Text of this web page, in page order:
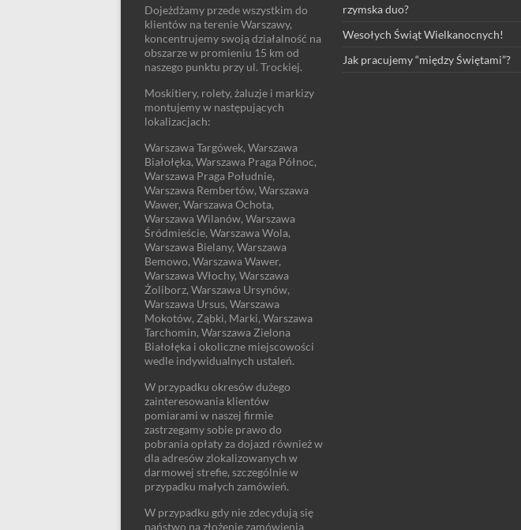
Dojeżdżamy przede wszystkim do
klientów na terenie Warszawy,
koncentrujemy swoją działalność na
obszarze w promieniu 15 km od
naszego punktu przy ul. Trockiej.
Moskitiery, rolety, żaluzje i markizy
montujemy w następujących
lokalizacjach:
Warszawa Targówek, Warszawa
Białołęka, Warszawa Praga Północ,
Warszawa Praga Południe,
Warszawa Rembertów, Warszawa
Wawer, Warszawa Ochota,
Warszawa Wilanów, Warszawa
Śródmieście, Warszawa Wola,
Warszawa Bielany, Warszawa
Bemowo, Warszawa Wawer,
Warszawa Włochy, Warszawa
Żoliborz, Warszawa Ursynów,
Warszawa Ursus, Warszawa
Mokotów, Ząbki, Marki, Warszawa
Tarchomin, Warszawa Zielona
Białołęka i okoliczne miejscowości
wedle indywidualnych ustaleń.
W przypadku okresów dużego
zainteresowania klientów
pomiarami w naszej firmie
zastrzegamy sobie prawo do
pobrania opłaty za dojazd również w
dla adresów zlokalizowanych w
darmowej strefie, szczególnie w
przypadku małych zamówień.
W przypadku gdy nie zdecydują się
państwo na złożenie zamówienia
rzymska duo?
Wesołych Świąt Wielkanocnych!
Jak pracujemy “między Świętami”?